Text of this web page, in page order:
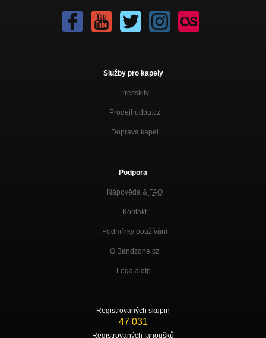
Služby pro kapely
Presskity
Prodejhudbu.cz
Doprava kapel
Podpora
Nápověda & FAQ
Kontakt
Podmínky používání
O Bandzone.cz
Loga a dtp.
Registrovaných skupin
47 031
Registrovaných fanoušků